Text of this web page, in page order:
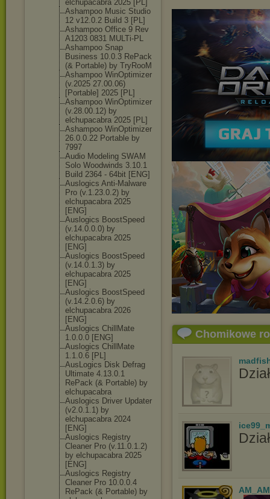
elchupacabra 2025 [PL]
Ashampoo Music Studio
12 v12.0.2 Build 3 [PL]
Ashampoo Office 9 Rev
A1203 0831 MULTi-PL
Ashampoo Snap
Business 10.0.3 RePack
(& Portable) by TryRooM
Ashampoo WinOptimizer
(v.2025 27.00.06)
[Portable] 2025 [PL]
Ashampoo WinOptimizer
(v.28.00.12) by
elchupacabra 2025 [PL]
Ashampoo WinOptimizer
26.0.0.22 Portable by
7997
Audio Modeling SWAM
Solo Woodwinds 3.10.1
Build 2364 - 64bit [ENG]
Auslogics Anti-Malware
Pro (v.1.23.0.2) by
elchupacabra 2025
[ENG]
Auslogics BoostSpeed
(v.14.0.0.0) by
elchupacabra 2025
[ENG]
Auslogics BoostSpeed
(v.14.0.1.3) by
elchupacabra 2025
[ENG]
Auslogics BoostSpeed
(v.14.2.0.6) by
elchupacabra 2026
[ENG]
Auslogics ChillMate
1.0.0.0 [ENG]
Auslogics ChillMate
1.1.0.6 [PL]
AusLogics Disk Defrag
Ultimate 4.13.0.1
RePack (& Portable) by
elchupacabra
Auslogics Driver Updater
(v2.0.1.1) by
elchupacabra 2024
[ENG]
Auslogics Registry
Cleaner Pro (v.11.0.1.2)
by elchupacabra 2025
[ENG]
Auslogics Registry
Cleaner Pro 10.0.0.4
RePack (& Portable) by
Chomikowe
AM_AM